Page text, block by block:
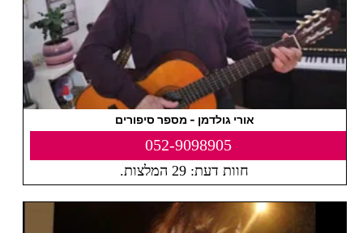
אורי גולדמן - מספר סיפורים
052-9098905
חוות דעת: 29 המלצות.